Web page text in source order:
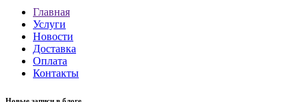
Главная
Услуги
Новости
Доставка
Оплата
Контакты